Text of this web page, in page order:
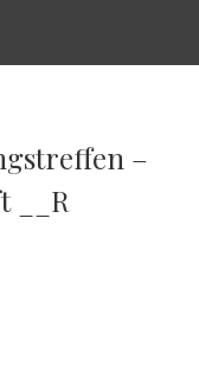
–
__R